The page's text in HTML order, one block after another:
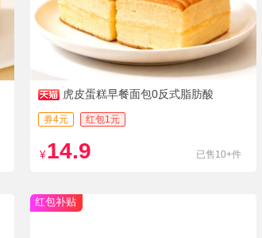
虎皮蛋糕早餐面包0反式脂肪酸
券4元 红包1元
¥ 14.9 已售10+件
红包补贴